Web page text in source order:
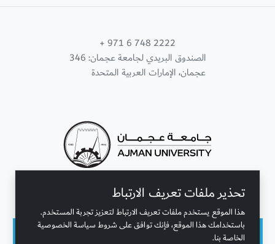
تحذير ملفات تعريف الارتباط
هذا الموقع يستخدم ملفات تعريف الارتباط لتعزيز تجربة المستخدم.
باستخدامك هذا الموقع، فإنك توافق على شروط سياسة الخصوصية
الخاصة بنا.
+ 971 6 748 2222
الصندوق البريدي لجامعة عجمان: 346
عجمان، الإمارات العربية المتحدة
تواصل معنا